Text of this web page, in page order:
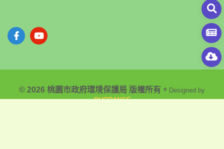
© 2026 桃園市政府環境保護局 版權所有。 Designed by
OUORANGE